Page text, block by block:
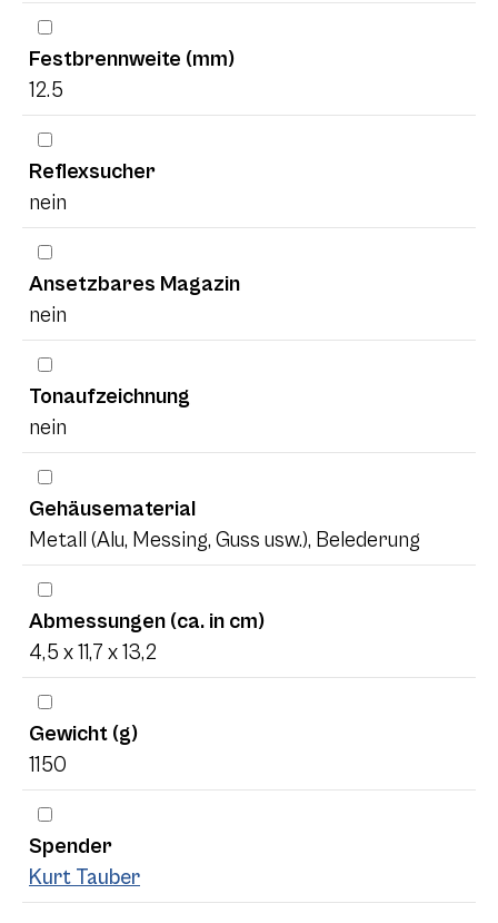
Festbrennweite (mm)
12.5
Reflexsucher
nein
Ansetzbares Magazin
nein
Tonaufzeichnung
nein
Gehäusematerial
Metall (Alu, Messing, Guss usw.), Belederung
Abmessungen (ca. in cm)
4,5 x 11,7 x 13,2
Gewicht (g)
1150
Spender
Kurt Tauber